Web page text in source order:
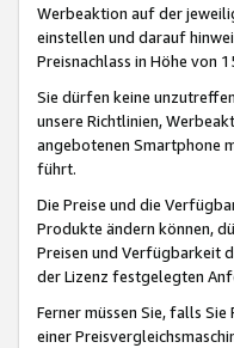
Werbeaktion auf der
einstellen und darauf
Preisnachlass in Höhe von
Sie dürfen keine
unsere Richtlinien,
angebotenen Smartphone
führt.
Die Preise und die
Produkte ändern können,
Preisen und Verfügbarkeit
der Lizenz festgelegten
Ferner müssen Sie, falls
einer